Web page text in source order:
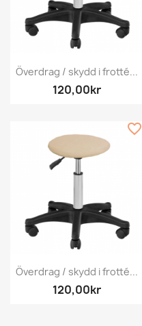
Överdrag / skydd i frotté...
120,00kr
Överdrag / skydd i frotté...
120,00kr
favorite_border